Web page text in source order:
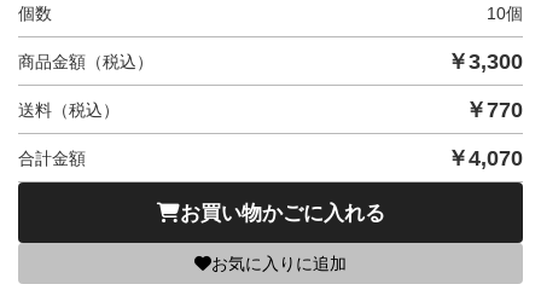
個数 10個
商品金額（税込） ￥3,300
送料（税込） ￥770
合計金額 ￥4,070
お買い物かごに入れる
お気に入りに追加